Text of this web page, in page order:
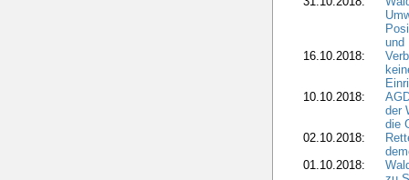
und
16.10.2018:
10.10.2018:
der
die
02.10.2018:
01.10.2018: